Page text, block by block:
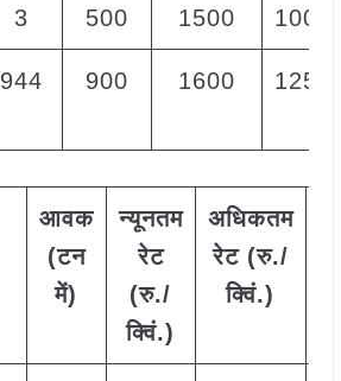
3 500 1500 1000
944 900 1600 1250
आवक
(टन
में)
न्यूनतम
रेट
(रु./
क्विं.)
अधिकतम
रेट (रु./
क्विं.)